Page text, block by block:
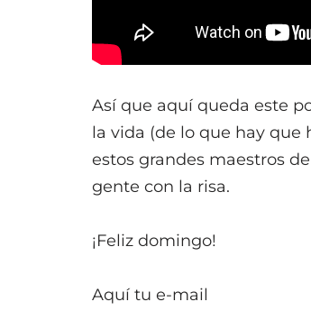
Así que aquí queda este
la vida (de lo que hay que
estos grandes maestros
gente con la risa.
¡Feliz domingo!
Aquí tu e-mail